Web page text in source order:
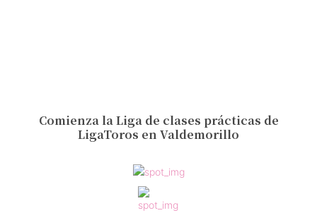
Comienza la Liga de clases prácticas de
LigaToros en Valdemorillo